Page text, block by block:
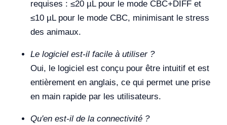
requises : ≤20 µL pour le mode CBC+DIFF et
≤10 µL pour le mode CBC, minimisant le stress
des animaux.
Le logiciel est-il facile à utiliser ?
Oui, le logiciel est conçu pour être intuitif et est
entièrement en anglais, ce qui permet une prise
en main rapide par les utilisateurs.
Qu'en est-il de la connectivité ?